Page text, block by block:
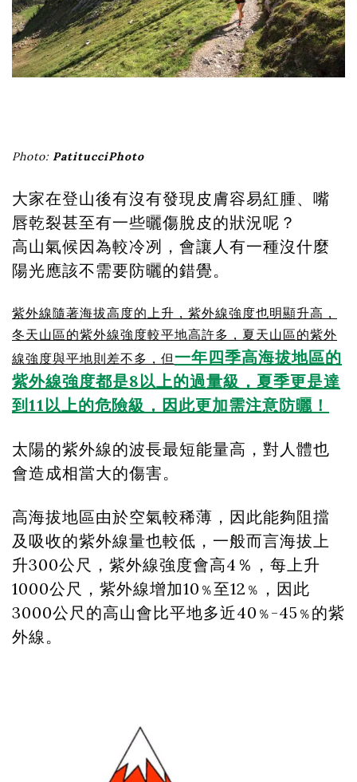
Photo: PatitucciPhoto
大家在登山後有沒有發現皮膚容易紅腫、嘴
唇乾裂甚至有一些曬傷脫皮的狀況呢？
高山氣候因為較冷冽，會讓人有一種沒什麼
陽光應該不需要防曬的錯覺。
紫外線隨著海拔高度的上升，紫外線強度也明顯升高，
冬天山區的紫外線強度較平地高許多，夏天山區的紫外
線強度與平地則差不多，但 一年四季高海拔地區的
紫外線強度都是8以上的過量級，夏季更是達
到11以上的危險級，因此更加需注意防曬！
太陽的紫外線的波長最短能量高，對人體也
會造成相當大的傷害。
高海拔地區由於空氣較稀薄，因此能夠阻擋
及吸收的紫外線量也較低，一般而言海拔上
升300公尺，紫外線強度會高4％，每上升
1000公尺，紫外線增加10 ％至12 ％ ，因此
3000公尺的高山會比平地多近40 ％ -45 ％ 的紫
外線。